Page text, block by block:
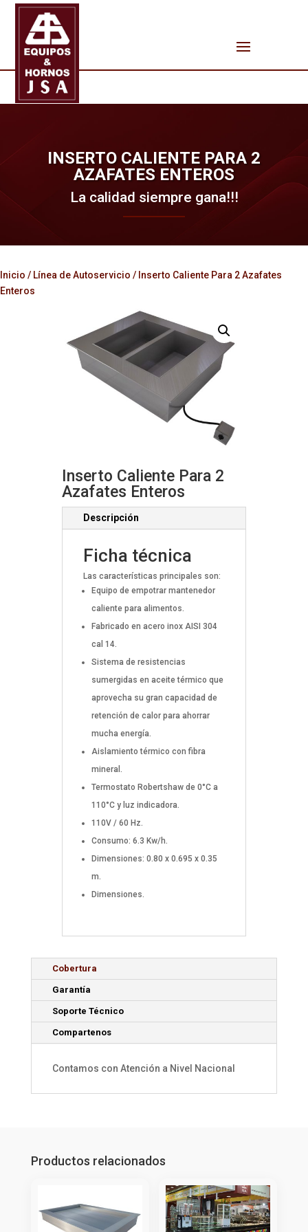
INSERTO CALIENTE PARA 2
AZAFATES ENTEROS
La calidad siempre gana!!!
Inicio / Línea de Autoservicio / Inserto Caliente Para 2 Azafates
Enteros
Inserto Caliente Para 2
Azafates Enteros
Descripción
Ficha técnica
Las características principales son:
Equipo de empotrar mantenedor
caliente para alimentos.
Fabricado en acero inox AISI 304
cal 14.
Sistema de resistencias
sumergidas en aceite térmico que
aprovecha su gran capacidad de
retención de calor para ahorrar
mucha energía.
Aislamiento térmico con fibra
mineral.
Termostato Robertshaw de 0°C a
110°C y luz indicadora.
110V / 60 Hz.
Consumo: 6.3 Kw/h.
Dimensiones: 0.80 x 0.695 x 0.35
m.
Dimensiones.
Cobertura
Garantía
Soporte Técnico
Compartenos
Contamos con Atención a Nivel Nacional
Productos relacionados